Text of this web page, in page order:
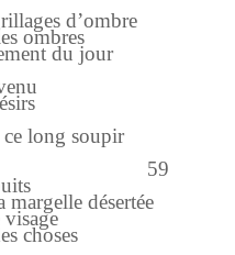
d’ombre
ombres
du jour
59
désertée
visage
choses